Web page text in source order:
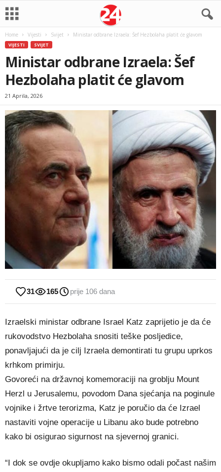
Home Vijesti Svijet Ministar odbrane Izraela: Šef Hezbolaha platit će glavom
VIJESTI SVIJET
Ministar odbrane Izraela: Šef
Hezbolaha platit će glavom
21 Aprila, 2026
31 165 prije 106 dana
Izraelski ministar odbrane Israel Katz zaprijetio je da će
rukovodstvo Hezbolaha snositi teške posljedice,
ponavljajući da je cilj Izraela demontirati tu grupu uprkos
krhkom primirju.
Govoreći na državnoj komemoraciji na groblju Mount
Herzl u Jerusalemu, povodom Dana sjećanja na poginule
vojnike i žrtve terorizma, Katz je poručio da će Izrael
nastaviti vojne operacije u Libanu ako bude potrebno
kako bi osigurao sigurnost na sjevernoj granici.
“I dok se ovdje okupljamo kako bismo odali počast našim